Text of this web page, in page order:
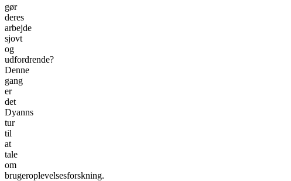
gør
deres
arbejde
sjovt
og
udfordrende?
Denne
gang
er
det
Dyanns
tur
til
at
tale
om
brugeroplevelsesforskning.